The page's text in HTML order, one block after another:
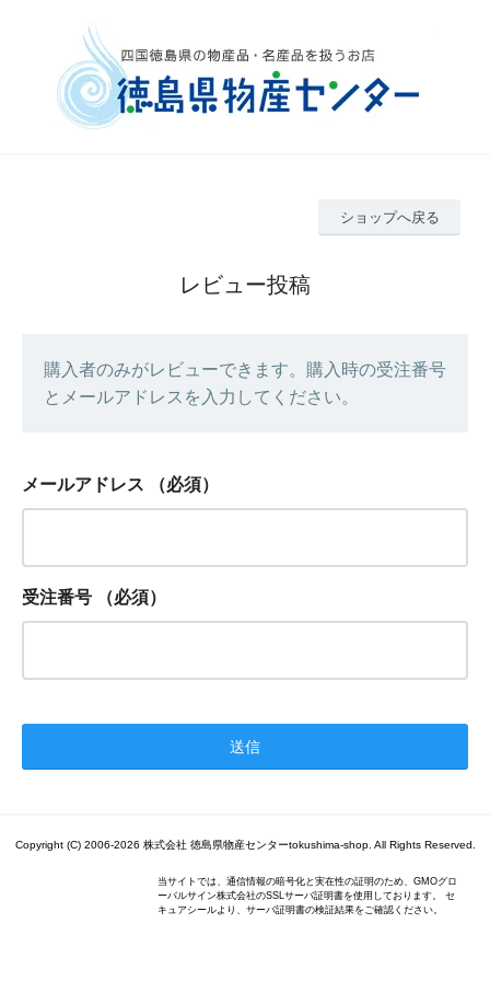
ショップへ戻る
レビュー投稿
購入者のみがレビューできます。購入時の受注番号
とメールアドレスを入力してください。
メールアドレス （必須）
受注番号 （必須）
Copyright (C) 2006-2026 株式会社 徳島県物産センターtokushima-shop. All Rights Reserved.
当サイトでは、通信情報の暗号化と実在性の証明のため、GMOグロ
ーバルサイン株式会社のSSLサーバ証明書を使用しております。 セ
キュアシールより、サーバ証明書の検証結果をご確認ください。